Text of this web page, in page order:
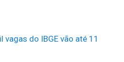
vagas do IBGE vão até 11